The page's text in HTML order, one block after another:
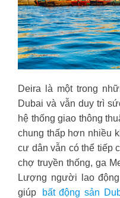
Deira là một trong
Dubai và vẫn duy trì
hệ thống giao thông
chung thấp hơn nhiều
cư dân vẫn có thể tiếp
chợ truyền thống, ga
Lượng người lao
giúp
bất động sản